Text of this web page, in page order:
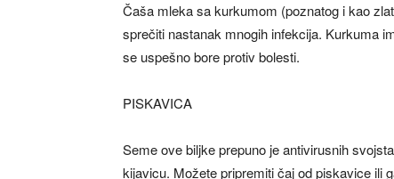
Čaša mleka sa kurkumom (poznatog i kao
sprečiti nastanak mnogih infekcija. Kurkuma
se uspešno bore protiv bolesti.
PISKAVICA
Seme ove biljke prepuno je antivirusnih
kijavicu. Možete pripremiti čaj od piskavice ili